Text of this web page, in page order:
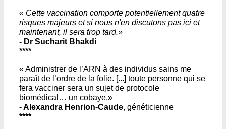
« Cette vaccination comporte potentiellement quatre
risques majeurs et si nous n'en discutons pas ici et
maintenant, il sera trop tard.»
- Dr Sucharit Bhakdi
****
« Administrer de l’ARN à des individus sains me
paraît de l’ordre de la folie. [...] toute personne qui se
fera vacciner sera un sujet de protocole
biomédical… un cobaye.»
- Alexandra Henrion-Caude, généticienne
****